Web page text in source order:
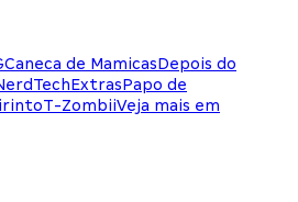
Caneca de MamicasDepois do
ExtrasPapo de
T-ZombiiVeja mais em